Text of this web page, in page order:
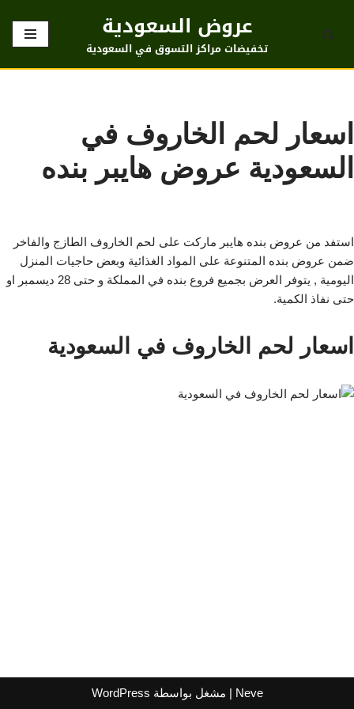
تخطى
عروض السعودية
تخفيضات مراكز التسوق في السعودية
اسعار لحم الخاروف في
السعودية عروض هايبر بنده
استفد من عروض بنده هايبر ماركت على لحم الخاروف الطازج والفاخر
ضمن عروض بنده المتنوعة على المواد الغذائية وبعض حاجيات المنزل
اليومية , يتوفر العرض بجميع فروع بنده في المملكة و حتى 28 ديسمبر او
حتى نفاذ الكمية.
اسعار لحم الخاروف في السعودية
Neve | مشغل بواسطة WordPress
اشترك لتصلك عروض مراكز التسوق